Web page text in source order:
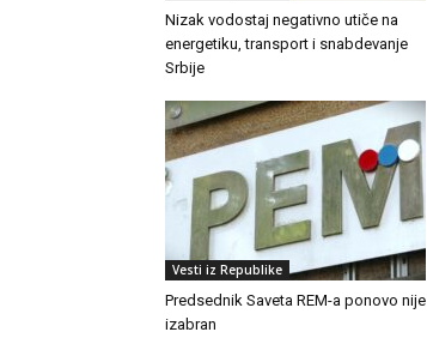
Nizak vodostaj negativno utiče na
energetiku, transport i snabdevanje
Srbije
Vesti iz Republike
Predsednik Saveta REM-a ponovo nije
izabran